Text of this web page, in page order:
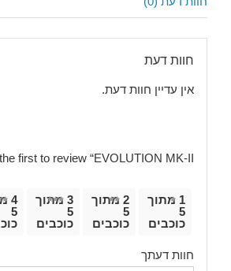
חוות דעת
אין עדיין חוות דעת.
first to review “EVOLUTION MK-II”
1 מתוך
5
כוכבים
2 מתוך
5
כוכבים
3 מתוך
5
כוכבים
4
5
חוות דעתך